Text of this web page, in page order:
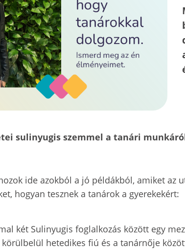
sulinyugis szemmel a tanári
ide azokból a jó példákból, amiket
hogyan tesznek a tanárok a gyerekekért:
két Sulinyugis foglalkozás között egy
körülbelül hetedikes fiú és a tanárnője